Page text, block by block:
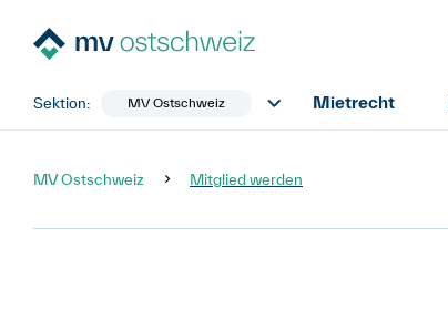
Sektion: MV Ostschweiz Mietrecht
MV Ostschweiz Mitglied werden